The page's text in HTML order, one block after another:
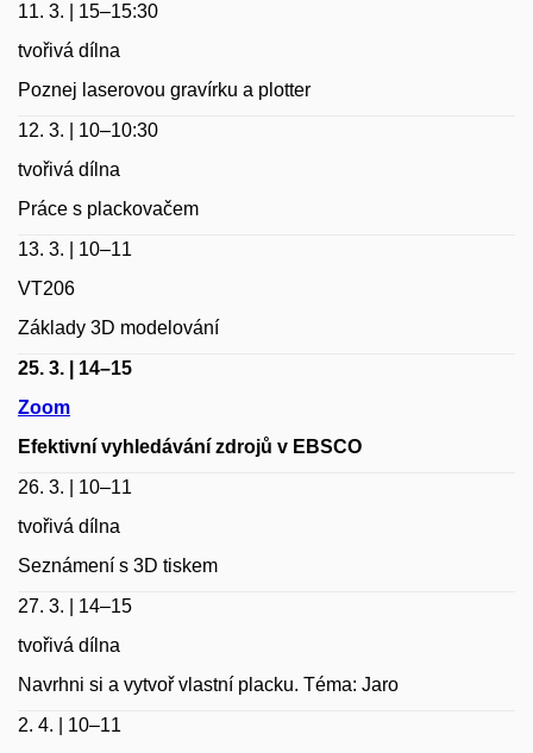
11. 3. | 15–15:30
tvořivá dílna
Poznej laserovou gravírku a plotter
12. 3. | 10–10:30
tvořivá dílna
Práce s plackovačem
13. 3. | 10–11
VT206
Základy 3D modelování
25. 3. | 14–15
Zoom
Efektivní vyhledávání zdrojů v EBSCO
26. 3. | 10–11
tvořivá dílna
Seznámení s 3D tiskem
27. 3. | 14–15
tvořivá dílna
Navrhni si a vytvoř vlastní placku. Téma: Jaro
2. 4. | 10–11